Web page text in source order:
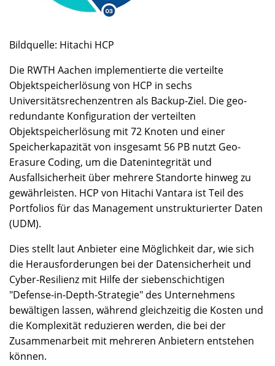
Bildquelle: Hitachi HCP
Die RWTH Aachen implementierte die verteilte
Objektspeicherlösung von HCP in sechs
Universitätsrechenzentren als Backup-Ziel. Die geo-
redundante Konfiguration der verteilten
Objektspeicherlösung mit 72 Knoten und einer
Speicherkapazität von insgesamt 56 PB nutzt Geo-
Erasure Coding, um die Datenintegrität und
Ausfallsicherheit über mehrere Standorte hinweg zu
gewährleisten. HCP von Hitachi Vantara ist Teil des
Portfolios für das Management unstrukturierter Daten
(UDM).
Dies stellt laut Anbieter eine Möglichkeit dar, wie sich
die Herausforderungen bei der Datensicherheit und
Cyber-Resilienz mit Hilfe der siebenschichtigen
"Defense-in-Depth-Strategie" des Unternehmens
bewältigen lassen, während gleichzeitig die Kosten und
die Komplexität reduzieren werden, die bei der
Zusammenarbeit mit mehreren Anbietern entstehen
können.